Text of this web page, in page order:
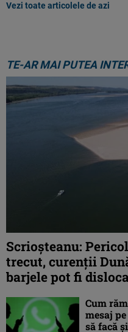
Vezi toate articolele de azi
TE-AR MAI PUTEA
Scrioșteanu:
trecut, curenţii
barjele pot fi
Cum
mesaj
să facă